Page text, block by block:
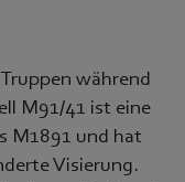
während
M91/41 ist eine
M1891 und hat
Visierung.